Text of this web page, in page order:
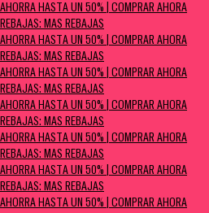
AHORRA HASTA UN 50% | COMPRAR AHORA
REBAJAS: MÁS REBAJAS
AHORRA HASTA UN 50% | COMPRAR AHORA
REBAJAS: MÁS REBAJAS
AHORRA HASTA UN 50% | COMPRAR AHORA
REBAJAS: MÁS REBAJAS
AHORRA HASTA UN 50% | COMPRAR AHORA
REBAJAS: MÁS REBAJAS
AHORRA HASTA UN 50% | COMPRAR AHORA
REBAJAS: MÁS REBAJAS
AHORRA HASTA UN 50% | COMPRAR AHORA
REBAJAS: MÁS REBAJAS
AHORRA HASTA UN 50% | COMPRAR AHORA